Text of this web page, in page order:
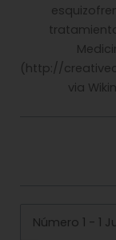
(http://
via